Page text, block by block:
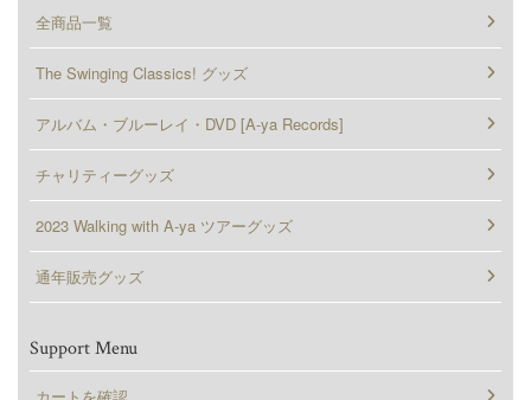
全商品一覧
The Swinging Classics! グッズ
アルバム・ブルーレイ・DVD [A-ya Records]
チャリティーグッズ
2023 Walking with A-ya ツアーグッズ
通年販売グッズ
Support Menu